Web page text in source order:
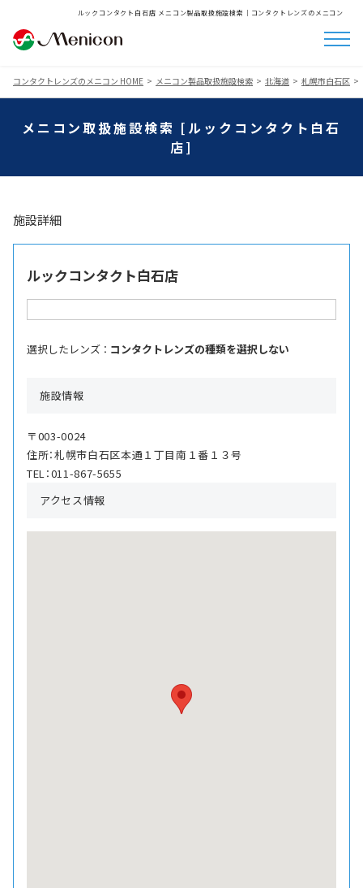
ルックコンタクト白石店 メニコン製品取扱施設検索│コンタクトレンズのメニコン
コンタクトレンズのメニコン HOME メニコン製品取扱施設検索 北海道 札幌市白石区
メニコン取扱施設検索 [ルックコンタクト白石
店]
施設詳細
ルックコンタクト白石店
選択したレンズ ： コンタクトレンズの種類を選択しない
施設情報
〒003-0024
住所：札幌市白石区本通１丁目南１番１３号
TEL：011-867-5655
アクセス情報